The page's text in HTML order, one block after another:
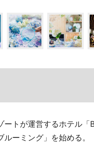
トが運営するホテル「
ルーミング」を始める。